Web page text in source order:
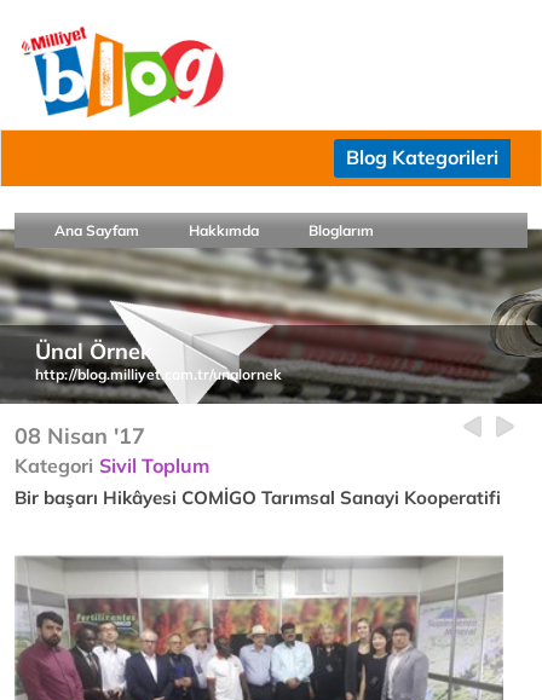
Blog Kategorileri
Ana Sayfam Hakkımda Bloglarım
Ünal Örnek
http://blog.milliyet.com.tr/unalornek
08 Nisan '17
Kategori Sivil Toplum
Bir başarı Hikâyesi COMİGO Tarımsal Sanayi Kooperatifi